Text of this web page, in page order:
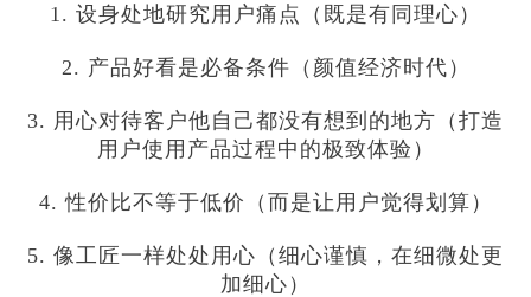
1. 设身处地研究用户痛点（既是有同理心）
2. 产品好看是必备条件（颜值经济时代）
3. 用心对待客户他自己都没有想到的地方（打造
用户使用产品过程中的极致体验）
4. 性价比不等于低价（而是让用户觉得划算）
5. 像工匠一样处处用心（细心谨慎，在细微处更
加细心）